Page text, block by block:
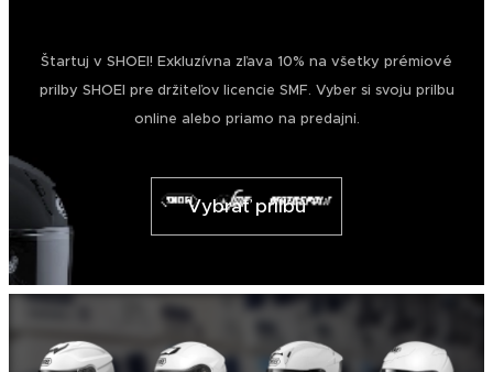
Štartuj v SHOEI! Exkluzívna zľava 10% na všetky prémiové
prilby SHOEI pre držiteľov licencie SMF. Vyber si svoju prilbu
online alebo priamo na predajni.
Vybrať prilbu